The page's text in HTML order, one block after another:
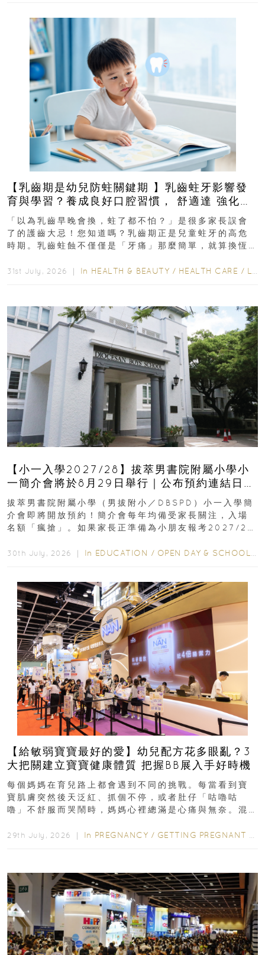
【乳齒期是幼兒防蛀關鍵期 】乳齒蛀牙影響發
育與學習？養成良好口腔習慣， 舒適達 強化琺
瑯質 兒童牙膏防護指南
「以為乳齒早晚會換，蛀了都不怕？」是很多家長誤會
了的護齒大忌！您知道嗎？乳齒期正是兒童蛀牙的高危
時期。乳齒蛀蝕不僅僅是「牙痛」那麼簡單，就算換恆
31st July, 2026 ｜ In HEALTH & BEAUTY / HEALTH CARE / LIFESTYLE
【小一入學2027/28】拔萃男書院附屬小學小
一簡介會將於8月29日舉行｜公布預約連結日期
｜更設有網上重溫
拔萃男書院附屬小學（男拔附小／DBSPD）小一入學簡
介會即將開放預約！簡介會每年均備受家長關注，入場
名額「瘋搶」。如果家長正準備為小朋友報考2027/28
30th July, 2026 ｜ In EDUCATION / OPEN DAY & SCHOOL EVENTS
【給敏弱寶寶最好的愛】幼兒配方花多眼亂？3
大把關建立寶寶健康體質 把握BB展入手好時機
每個媽媽在育兒路上都會遇到不同的挑戰。每當看到寶
寶肌膚突然後天泛紅、抓個不停，或者肚仔「咕嚕咕
嚕」不舒服而哭鬧時，媽媽心裡總滿是心痛與無奈。混
29th July, 2026 ｜ In PREGNANCY / GETTING PREGNANT